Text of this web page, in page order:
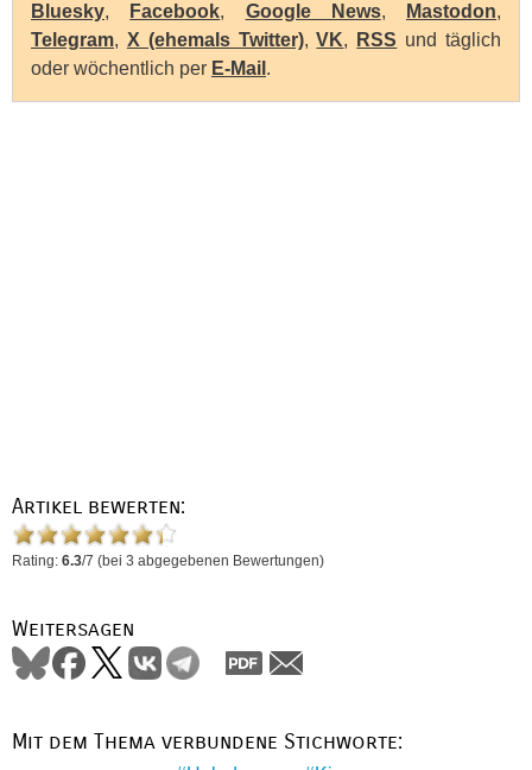
Bluesky, Facebook, Google News, Mastodon,
Telegram, X (ehemals Twitter),VK, RSS und täglich
oder wöchentlich per E-Mail .
Artikel bewerten:
Rating: 6.3/7 (bei 3 abgegebenen Bewertungen)
Weitersagen
Mit dem Thema verbundene Stichworte: